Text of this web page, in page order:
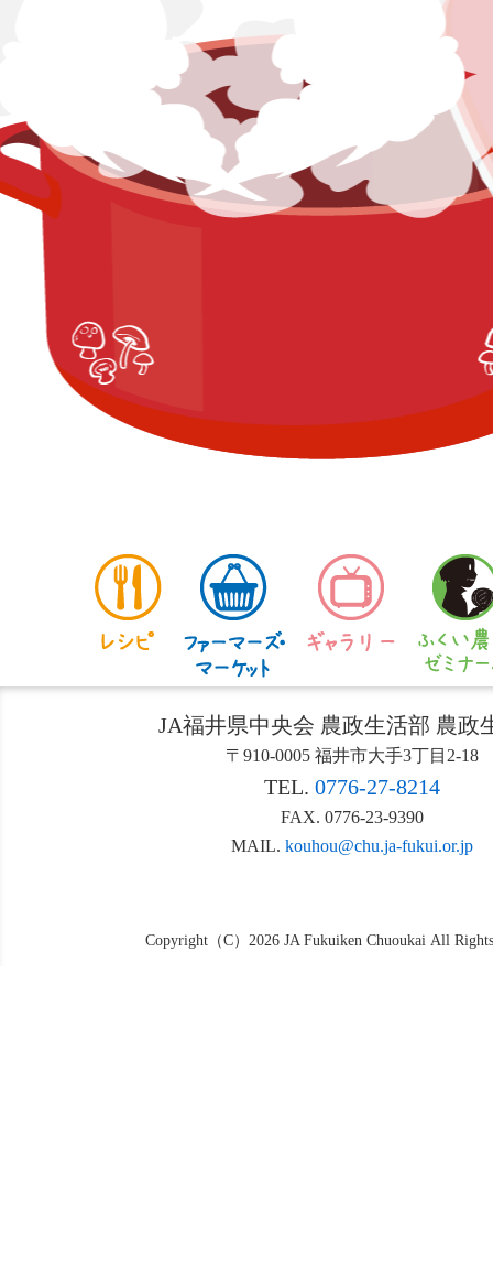
JA福井県中央会 農政生活部 農政
〒910-0005 福井市大手3丁目2-18
TEL. 0776-27-8214
FAX. 0776-23-9390
MAIL. kouhou@chu.ja-fukui.or.jp
Copyright（C）2026 JA Fukuiken Chuoukai All